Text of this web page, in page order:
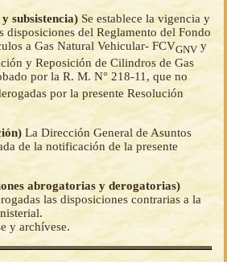
subsistencia) Se establece la vigencia y
disposiciones del Reglamento del Fondo
a Gas Natural Vehicular- FCVGNVy
y Reposición de Cilindros de Gas
por la R. M. N° 218-11, que no
por la presente Resolución
La Dirección General de Asuntos
de la notificación de la presente
abrogatorias y derogatorias)
las disposiciones contrarias a la
y archívese.